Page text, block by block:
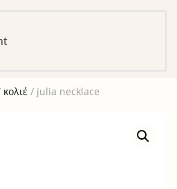
δε θα ολοκληρωθεί.
κολιέ / julia necklace